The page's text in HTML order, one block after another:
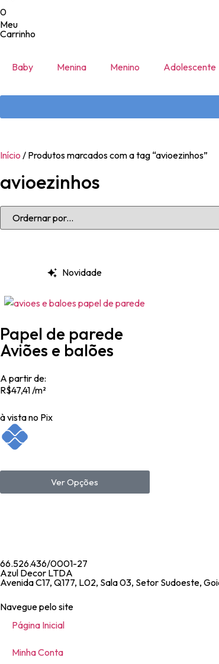
0
Meu
Carrinho
Baby Menina Menino Adolescente
Início / Produtos marcados com a tag “avioezinhos”
avioezinhos
Novidade
Papel de parede
Aviões e balões
A partir de:
R$47,41 /m²
à vista no Pix
Ver Opções
66.526.436/0001-27
Azul Decor LTDA
Avenida C17, Q177, L02, Sala 03, Setor Sudoeste,
Navegue pelo site
Página Inicial
Minha Conta